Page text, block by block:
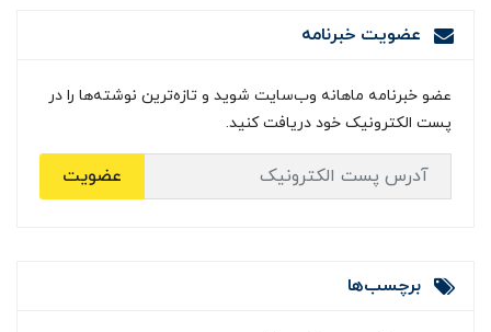
عضویت خبرنامه
عضو خبرنامه ماهانه وب‌سایت شوید و تازه‌ترین نوشته‌ها را در
پست الکترونیک خود دریافت کنید.
عضویت
برچسب‌ها